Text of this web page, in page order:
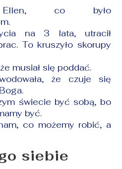
Ellen, co było
na 3 lata, utracił
To kruszyło skorupy
musiał się poddać.
że czuje się
świecie być sobą, bo
być.
co możemy robić, a
siebie